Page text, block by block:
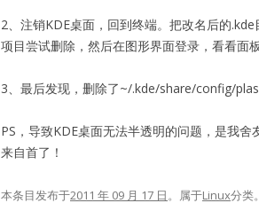
2、注销KDE桌面，回到终端。把改名后的
项目尝试删除，然后在图形界面登录，看看面
3、最后发现，删除了~/.kde/share/config/
PS，导致KDE桌面无法半透明的问题，是我
来自首了！
本条目发布于2011 年 09 月 17 日 。属于Linux分类。